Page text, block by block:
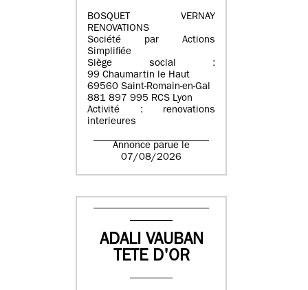
BOSQUET VERNAY
RENOVATIONS
Société par Actions
Simplifiée
Siège social :
99 Chaumartin le Haut
69560 Saint-Romain-en-Gal
881 897 995 RCS Lyon
Activité : renovations
interieures
Annonce parue le
07/08/2026
ADALI VAUBAN
TETE D'OR